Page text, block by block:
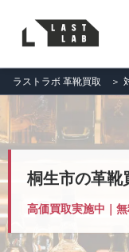
ラストラボ 革靴買取 ＞
桐生市の革靴
高価買取実施中｜